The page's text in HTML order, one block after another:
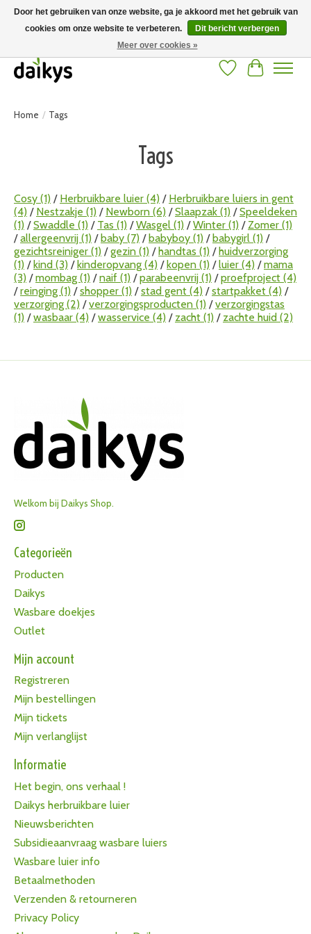
Grote keuze aan producten en snelle verzending! Gratis verzending vanaf 50
Verlanglijst
Home / Tags
Tags
Cosy (1) / Herbruikbare luier (4) / Herbruikbare luiers in gent
(4) / Nestzakje (1) / Newborn (6) /Slaapzak (1) /Speeldeken
(1) /Swaddle (1) / Tas (1) /Wasgel (1) /Winter (1) / Zomer (1)
/allergeenvrij (1) /baby (7) /babyboy (1) /babygirl (1) /
gezichtsreiniger (1) /gezin (1) /handtas (1) /huidverzorging
(1) /kind (3) /kinderopvang (4) /kopen (1) /luier (4) /mama
(3) /mombag (1) /naif (1) /parabeenvrij (1) /proefproject (4)
/reinging (1) /shopper (1) /stad gent (4) /startpakket (4) /
verzorging (2) /verzorgingsproducten (1) /verzorgingstas
(1) /wasbaar (4) /wasservice (4) / zacht (1) / zachte huid (2)
Welkom bij Daikys Shop.
Categorieën
Producten
Daikys
Wasbare doekjes
Outlet
Mijn account
Registreren
Mijn bestellingen
Mijn tickets
Mijn verlanglijst
Informatie
Het begin, ons verhaal !
Daikys herbruikbare luier
Nieuwsberichten
Subsidieaanvraag wasbare luiers
Wasbare luier info
Betaalmethoden
Verzenden & retourneren
Privacy Policy
Door het gebruiken van onze website, ga je akkoord met het gebruik van
cookies om onze website te verbeteren.
Dit bericht verbergen
Meer over cookies »